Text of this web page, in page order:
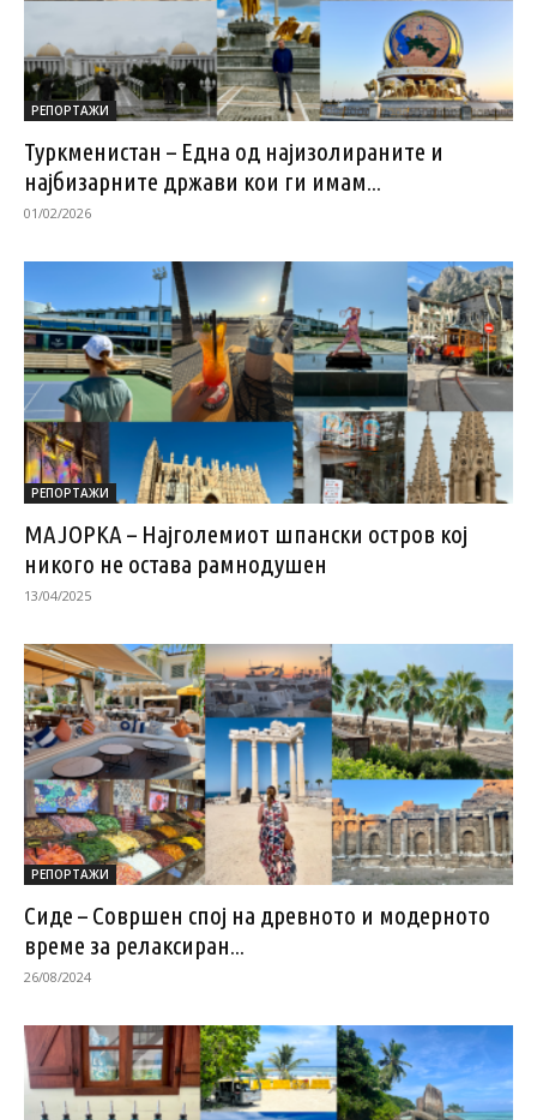
РЕПОРТАЖИ
Туркменистан – Една од најизолираните и
најбизарните држави кои ги имам...
01/02/2026
РЕПОРТАЖИ
МАЈОРКА – Најголемиот шпански остров кој
никого не остава рамнодушен
13/04/2025
РЕПОРТАЖИ
Сиде – Совршен спој на древното и модерното
време за релаксиран...
26/08/2024